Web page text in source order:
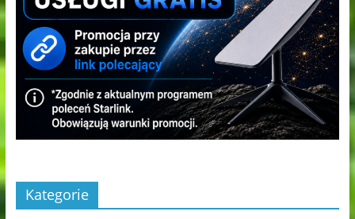
Kategorie